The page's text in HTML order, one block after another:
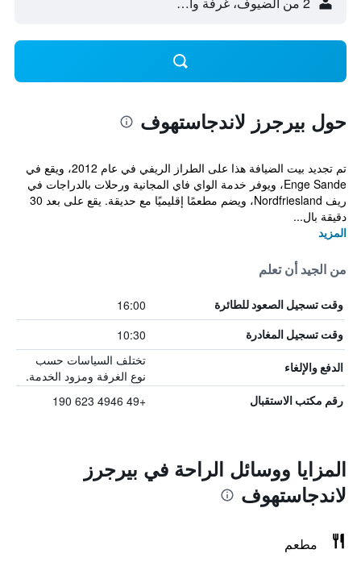
حول بيرجرز لاندجاستهوف
تم تجديد بيت الضيافة هذا على الطراز الريفي في عام 2012، ويقع في
Enge Sande، ويوفر خدمة الواي فاي المجانية ورحلات بالدراجات في
ريف Nordfriesland، ويضم مطعمًا إقليميًا مع حديقة. يقع على بعد 30
دقيقة بال...
المزيد
من الجيد أن تعلم
وقت تسجيل الصعود للطائرة 16:00
وقت تسجيل المغادرة 10:30
الدفع والإلغاء
تختلف السياسات حسب
نوع الغرفة ومزود الخدمة.
رقم مكتب الاستقبال +49 4946 623 190
المزايا ووسائل الراحة في بيرجرز
لاندجاستهوف
مطعم